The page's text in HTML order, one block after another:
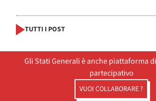
TUTTI I POST
Gli Stati Generali è anche piattaforma
partecipativo
VUOI COLLABORARE ?